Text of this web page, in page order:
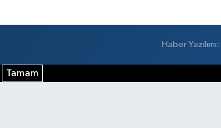
Haber Yazılımı:
Tamam